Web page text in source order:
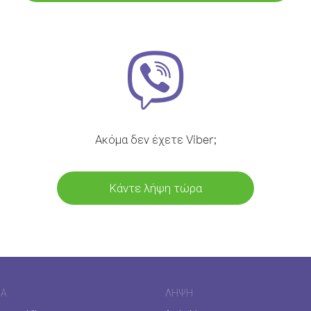
Ακόμα δεν έχετε Viber;
Κάντε λήψη τώρα
ΛΉΨΗ